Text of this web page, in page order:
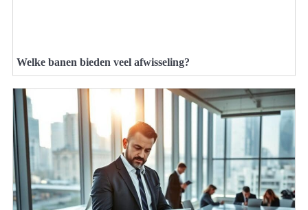
Welke banen bieden veel afwisseling?